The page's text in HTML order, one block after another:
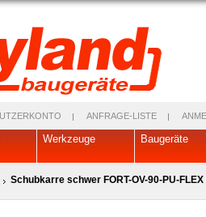
ANFRAGE-LISTE
Werkzeuge Baugeräte
Schubkarre schwer FORT-OV-90-PU-FLEX